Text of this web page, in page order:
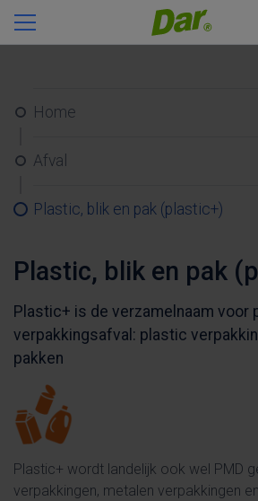
Home
Afval
Plastic, blik en pak (plastic+)
Plastic, blik en pak
Plastic+ is de verzamelnaam voor
verpakkingsafval: plastic
pakken
Plastic+ wordt landelijk ook wel PMD
verpakkingen, metalen verpakkingen